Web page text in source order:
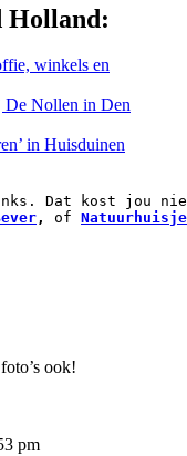
Holland:
winkels en
De Nollen in Den
in Huisduinen
Dat kost jou
, of Natuurhuisje
ook!
pm